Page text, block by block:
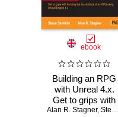
ebook
Building an RPG
with Unreal 4.x.
Get to grips with
building the
Alan R. Stagner, Steve Santello